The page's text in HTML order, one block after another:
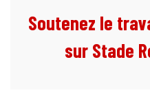
Soutenez le
sur Stade